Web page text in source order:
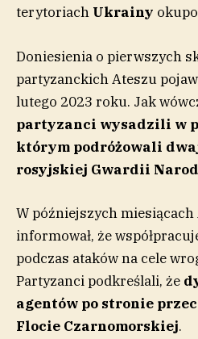
terytoriach Ukrainy
Doniesienia o pierwszych
partyzanckich Ateszu
lutego 2023 roku. Jak
partyzanci wysadzili w
którym podróżowali
rosyjskiej Gwardii
W późniejszych
informował, że
podczas ataków na cele
Partyzanci podkreślali, że
agentów po stronie
Flocie Czarnomorskiej.